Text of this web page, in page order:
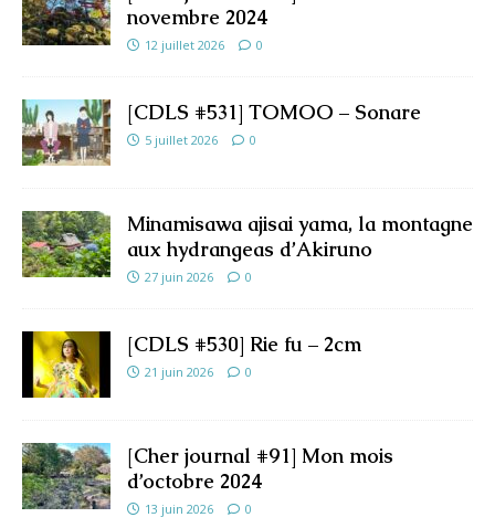
novembre 2024
12 juillet 2026 0
[CDLS #531] TOMOO – Sonare
5 juillet 2026 0
Minamisawa ajisai yama, la montagne
aux hydrangeas d’Akiruno
27 juin 2026 0
[CDLS #530] Rie fu – 2cm
21 juin 2026 0
[Cher journal #91] Mon mois
d’octobre 2024
13 juin 2026 0